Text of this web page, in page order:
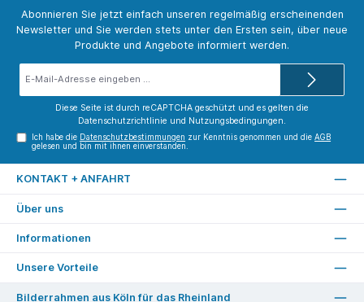
Abonnieren Sie jetzt einfach unseren regelmäßig erscheinenden
Newsletter und Sie werden stets unter den Ersten sein, über neue
Produkte und Angebote informiert werden.
Diese Seite ist durch reCAPTCHA geschützt und es gelten die
Datenschutzrichtlinie und Nutzungsbedingungen
Ich habe die Datenschutzbestimmungen zur Kenntnis genommen und dieAGB
gelesen und bin mit ihnen einverstanden.
KONTAKT + ANFAHRT
Über uns
Informationen
Unsere Vorteile
Bilderrahmen aus Köln für das Rheinland